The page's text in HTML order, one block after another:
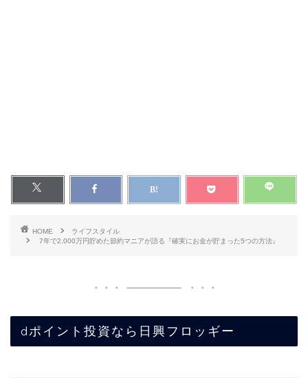
HOME
ライフスタイル
7年で2,000万円貯めた節約マニアが語る『確実にお金が貯まった5つの方法』
dポイント投資なら日興フロッギー